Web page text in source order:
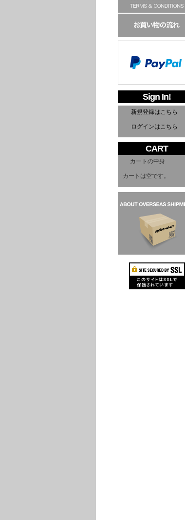
Sign In!
新規登録はこちら
ログインはこちら
CART
カートの中身
カートは空です。